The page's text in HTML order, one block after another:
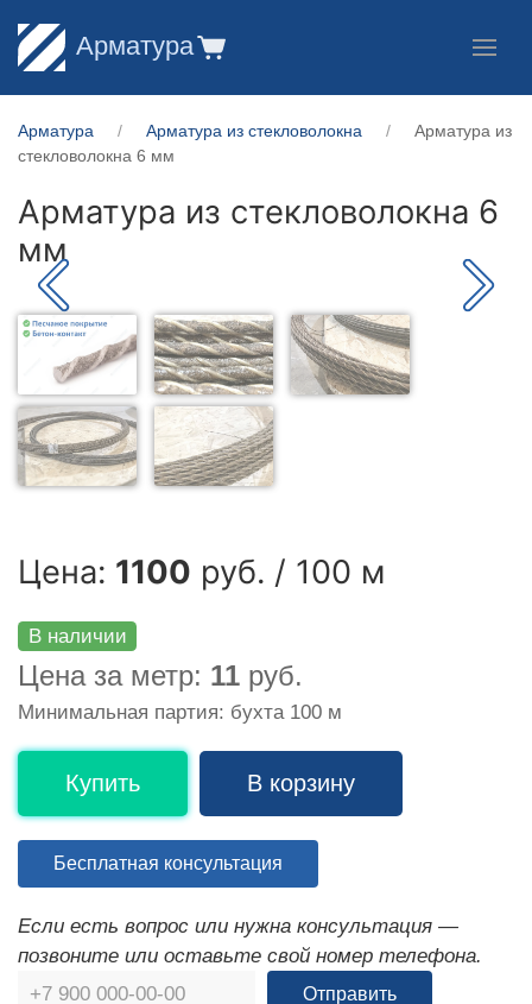
Арматура
Арматура Арматура из стекловолокна
Арматура из
стекловолокна 6 мм
Арматура из стекловолокна 6
мм
Цена: 1100 руб. / 100 м
В наличии
Цена за метр: 11 руб.
Минимальная партия: бухта 100 м
Купить В корзину
Бесплатная консультация
Если есть вопрос или нужна консультация —
позвоните или оставьте свой номер телефона.
Отправить